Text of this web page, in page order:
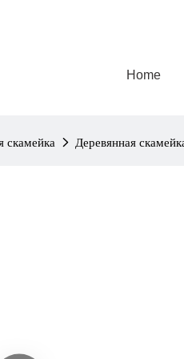
Home
скамейка Деревянная